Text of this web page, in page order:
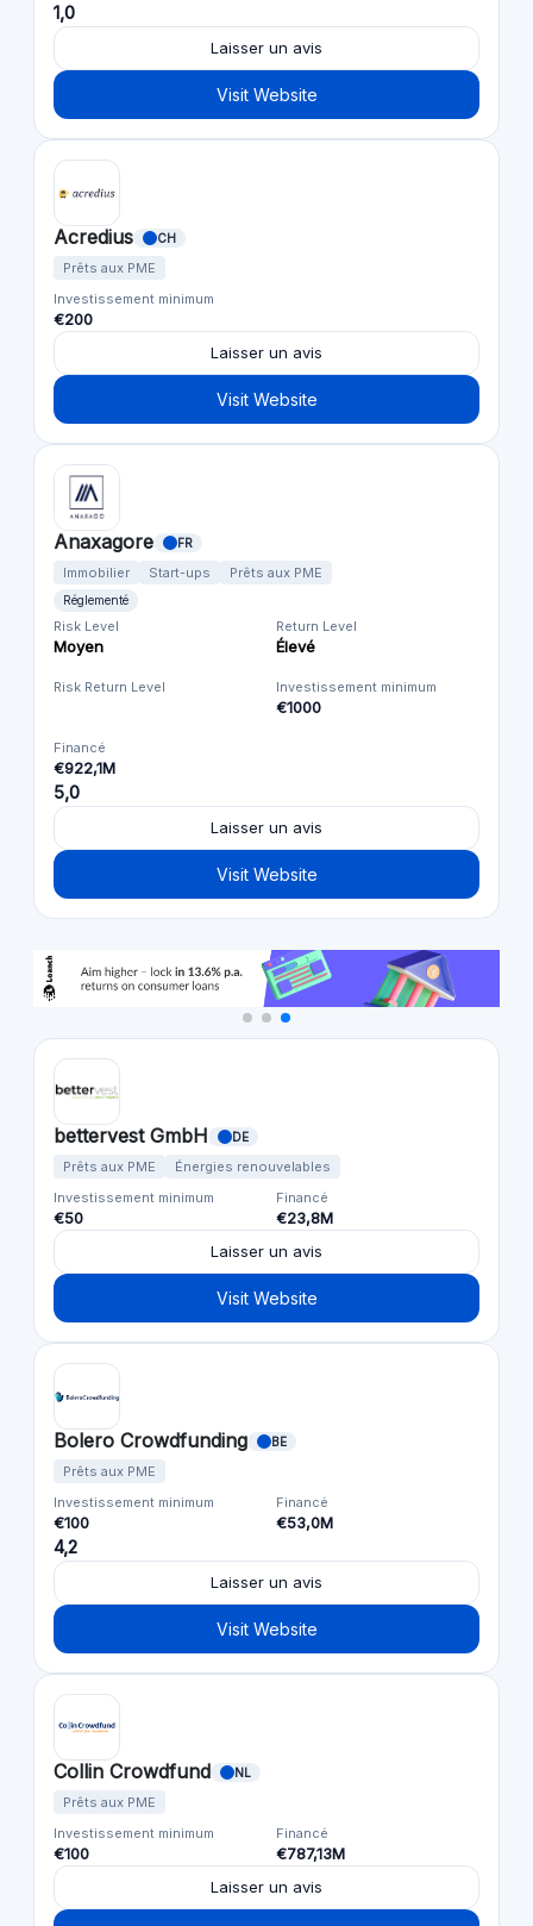
1,0
Laisser un avis
Visit Website
Acredius CH
Prêts aux PME
Investissement minimum
€200
Laisser un avis
Visit Website
Anaxagore FR
Immobilier Start-ups Prêts aux PME
Réglementé
Risk Level
Moyen
Return Level
Élevé
Risk Return Level Investissement minimum
€1000
Financé
€922,1M
5,0
Laisser un avis
Visit Website
bettervest GmbH DE
Prêts aux PME
Énergies renouvelables
Investissement minimum
€50
Financé
€23,8M
Laisser un avis
Visit Website
Bolero Crowdfunding BE
Prêts aux PME
Investissement minimum
€100
Financé
€53,0M
4,2
Laisser un avis
Visit Website
Collin Crowdfund NL
Prêts aux PME
Investissement minimum
€100
Financé
€787,13M
Laisser un avis